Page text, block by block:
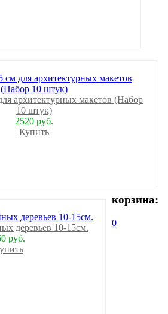
архитектурных макетов (Набор
10 штук)
2520 руб.
Купить
деревьев 10-15см.
руб.
корзина:
0